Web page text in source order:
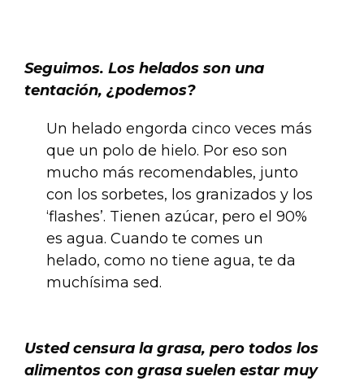
Seguimos. Los helados son una
tentación, ¿podemos?
Un helado engorda cinco veces más
que un polo de hielo. Por eso son
mucho más recomendables, junto
con los sorbetes, los granizados y los
‘flashes’. Tienen azúcar, pero el 90%
es agua. Cuando te comes un
helado, como no tiene agua, te da
muchísima sed.
Usted censura la grasa, pero todos los
alimentos con grasa suelen estar muy